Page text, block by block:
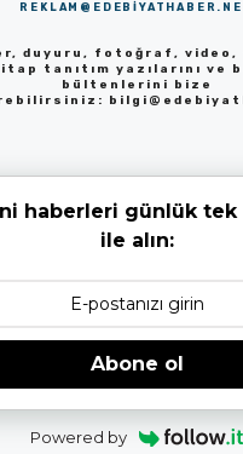
duyuru, fotoğraf, video,
tanıtım yazılarını ve
bültenlerini bize
haberleri günlük tek
ile alın:
Abone ol
Powered by